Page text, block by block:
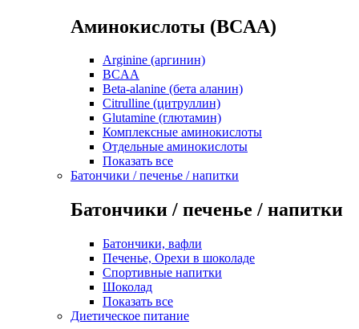
Аминокислоты (BCAA)
Arginine (аргинин)
BCAA
Beta-alanine (бета аланин)
Citrulline (цитруллин)
Glutamine (глютамин)
Комплексные аминокислоты
Отдельные аминокислоты
Показать все
Батончики / печенье / напитки
Батончики / печенье / напитки
Батончики, вафли
Печенье, Орехи в шоколаде
Спортивные напитки
Шоколад
Показать все
Диетическое питание